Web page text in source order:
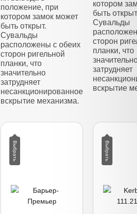
положение, при
котором замок может
быть открыт.
Сувальды
расположены с обеих
сторон ригельной
планки, что
значительно
затрудняет
несанкционированное
вскрытие механизма.
котором
быть
Сувальды
сторон
планки, что
затрудняет
вскрытие